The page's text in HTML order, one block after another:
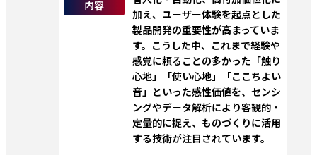
内容
加え、ユーザー体験を起点とした
製品開発の重要性が高まっていま
す。こうした中、これまで経験や
感覚に頼ることの多かった「触り
心地」「使い心地」「ここちよい
音」といった感性価値を、センシ
ングやデータ解析により客観的・
定量的に捉え、ものづくりに活用
する技術が注目されています。